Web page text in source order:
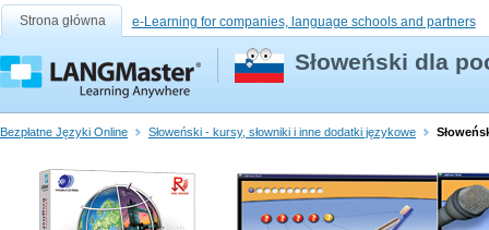
Strona główna e-Learning for companies, language schools and partners
Słoweński dla
Bezpłatne Języki Online Słoweński - kursy, słowniki i inne dodatki językowe